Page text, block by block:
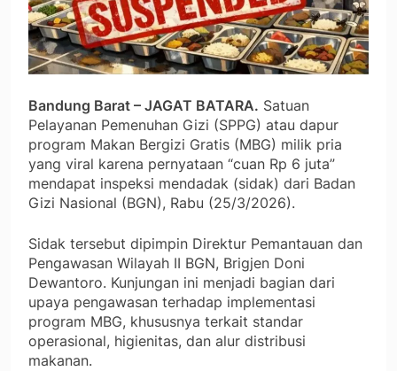
Bandung Barat – JAGAT BATARA. Satuan
Pelayanan Pemenuhan Gizi (SPPG) atau dapur
program Makan Bergizi Gratis (MBG) milik pria
yang viral karena pernyataan “cuan Rp 6 juta”
mendapat inspeksi mendadak (sidak) dari Badan
Gizi Nasional (BGN), Rabu (25/3/2026).
Sidak tersebut dipimpin Direktur Pemantauan dan
Pengawasan Wilayah II BGN, Brigjen Doni
Dewantoro. Kunjungan ini menjadi bagian dari
upaya pengawasan terhadap implementasi
program MBG, khususnya terkait standar
operasional, higienitas, dan alur distribusi
makanan.